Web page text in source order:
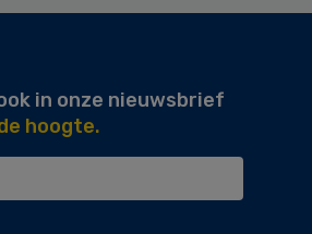
in onze nieuwsbrief
hoogte.